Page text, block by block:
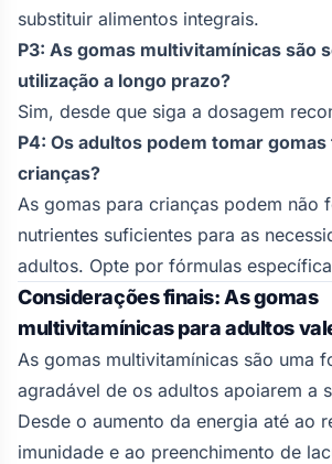
substituir alimentos integrais.
P3: As gomas multivitamínicas são
utilização a longo prazo?
Sim, desde que siga a dosagem
P4: Os adultos podem tomar
crianças?
As gomas para crianças podem não
nutrientes suficientes para as
adultos. Opte por fórmulas
Considerações finais: As gomas
multivitamínicas para adultos
As gomas multivitamínicas são uma
agradável de os adultos apoiarem a
Desde o aumento da energia até ao
imunidade e ao preenchimento de